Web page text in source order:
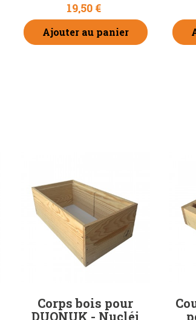
19,50 €
Ajouter au panier
Corps bois pour
DUONUK - Nucléi